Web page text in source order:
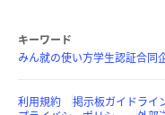
キーワード
みん就の使い方学生認証合同
利用規約 掲示板ガイドライ